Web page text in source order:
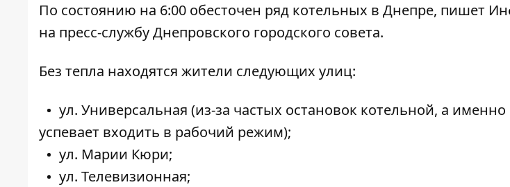
По состоянию на 6:00 обесточен ряд котельных в Днепре, пишет
на пресс-службу Днепровского городского совета.
Без тепла находятся жители следующих улиц:
ул. Универсальная (из-за частых остановок котельной, а именно
успевает входить в рабочий режим);
ул. Марии Кюри;
ул. Телевизионная;